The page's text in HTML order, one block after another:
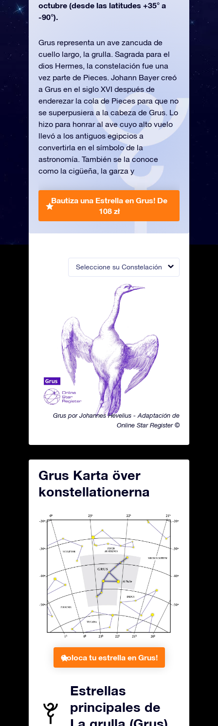
Seleccione su Constelación
Grus por Johannes Hevelius - Adaptación de
Online Star Register ©
octubre (desde las latitudes +35° a
-90°).
Grus representa un ave zancuda de
cuello largo, la grulla. Sagrada para el
dios Hermes, la constelación fue una
vez parte de Pieces. Johann Bayer creó
a Grus en el siglo XVI después de
enderezar la cola de Pieces para que no
se superpusiera a la cabeza de Grus. Lo
hizo para honrar al ave cuyo alto vuelo
llevó a los antiguos egipcios a
convertirla en el símbolo de la
astronomía. También se la conoce
como la cigüeña, la garza y
Bautiza una Estrella en Grus! De
108 zł
Grus Karta över
konstellationerna
Coloca tu estrella en Grus!
Estrellas
principales de